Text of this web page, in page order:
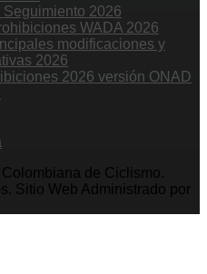
Seguimiento 2026
WADA 2026
modificaciones y
2026
2026 versión ONAD
de Ciclismo.
Sitio Web Administrado por